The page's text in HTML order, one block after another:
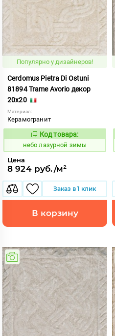
Популярно у дизайнеров!
Cerdomus Pietra Di Ostuni
81894 Trame Avorio декор
20x20
Материал:
Керамогранит
1114532
Код товара:
небо лазурной зимы
Цена
8 924 руб./м²
Заказ в 1 клик
В корзину